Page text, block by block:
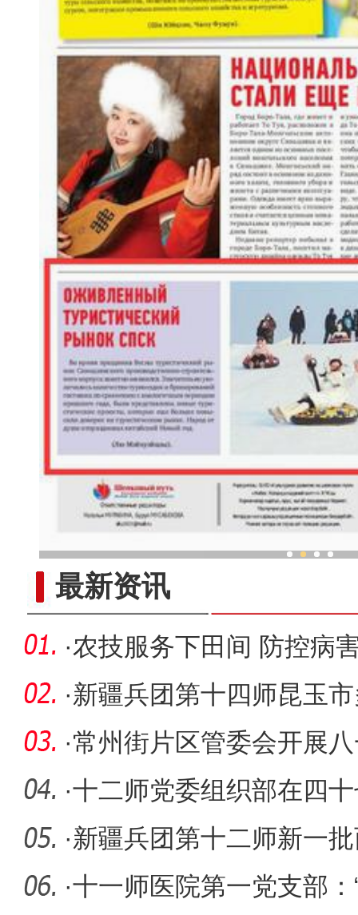
最新资讯
·农技服务下田间 防控病
·新疆兵团第十四师昆玉
毕业生就
·常州街片区管委会开展
活动
·十二师党委组织部在四
惠聚”
·新疆兵团第十二师新一
奔赴服务
·十一师医院第一党支部